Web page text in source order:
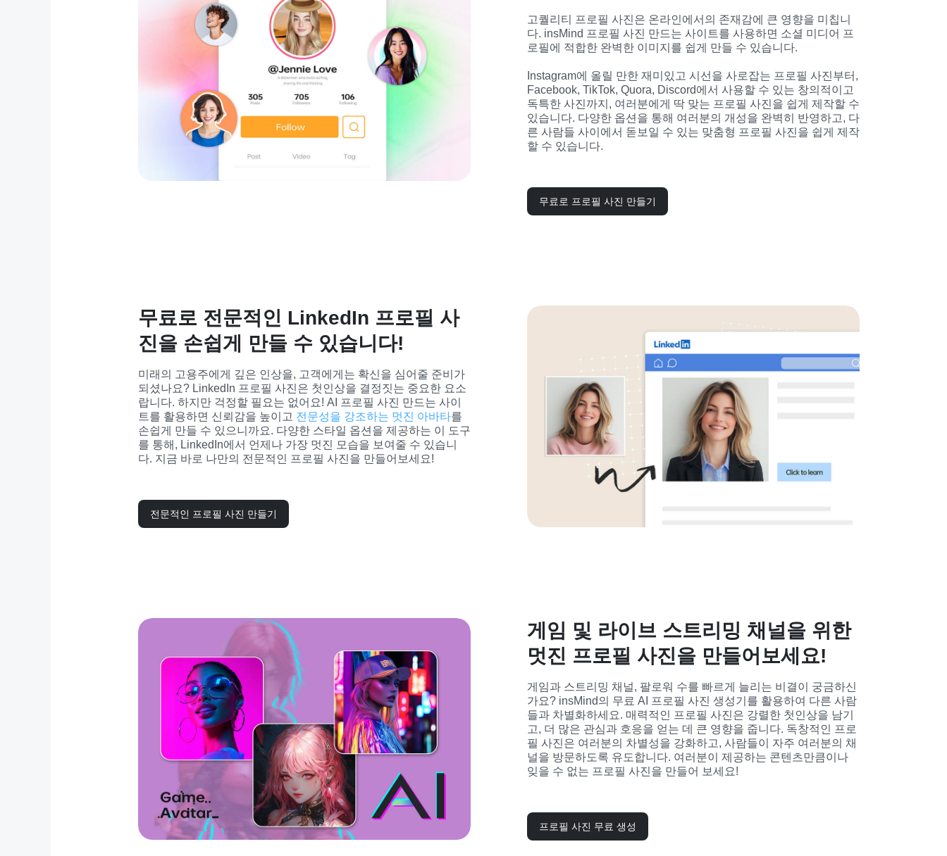
고퀄리티 프로필 사진은 온라인에서의 존재감에 큰 영향을 미칩니
다. insMind 프로필 사진 만드는 사이트를 사용하면 소셜 미디어 프
로필에 적합한 완벽한 이미지를 쉽게 만들 수 있습니다.
Instagram에 올릴 만한 재미있고 시선을 사로잡는 프로필 사진부터,
Facebook, TikTok, Quora, Discord에서 사용할 수 있는 창의적이고
독특한 사진까지, 여러분에게 딱 맞는 프로필 사진을 쉽게 제작할 수
있습니다. 다양한 옵션을 통해 여러분의 개성을 완벽히 반영하고, 다
른 사람들 사이에서 돋보일 수 있는 맞춤형 프로필 사진을 쉽게 제작
할 수 있습니다.
무료로 프로필 사진 만들기
무료로 전문적인 LinkedIn 프로필 사
진을 손쉽게 만들 수 있습니다!
미래의 고용주에게 깊은 인상을, 고객에게는 확신을 심어줄 준비가
되셨나요? LinkedIn 프로필 사진은 첫인상을 결정짓는 중요한 요소
랍니다. 하지만 걱정할 필요는 없어요! AI 프로필 사진 만드는 사이
트를 활용하면 신뢰감을 높이고 전문성을 강조하는 멋진 아바타를
손쉽게 만들 수 있으니까요. 다양한 스타일 옵션을 제공하는 이 도구
를 통해, LinkedIn에서 언제나 가장 멋진 모습을 보여줄 수 있습니
다. 지금 바로 나만의 전문적인 프로필 사진을 만들어보세요!
전문적인 프로필 사진 만들기
게임 및 라이브 스트리밍 채널을 위한
멋진 프로필 사진을 만들어보세요!
게임과 스트리밍 채널, 팔로워 수를 빠르게 늘리는 비결이 궁금하신
가요? insMind의 무료 AI 프로필 사진 생성기를 활용하여 다른 사람
들과 차별화하세요. 매력적인 프로필 사진은 강렬한 첫인상을 남기
고, 더 많은 관심과 호응을 얻는 데 큰 영향을 줍니다. 독창적인 프로
필 사진은 여러분의 차별성을 강화하고, 사람들이 자주 여러분의 채
널을 방문하도록 유도합니다. 여러분이 제공하는 콘텐츠만큼이나
잊을 수 없는 프로필 사진을 만들어 보세요!
프로필 사진 무료 생성